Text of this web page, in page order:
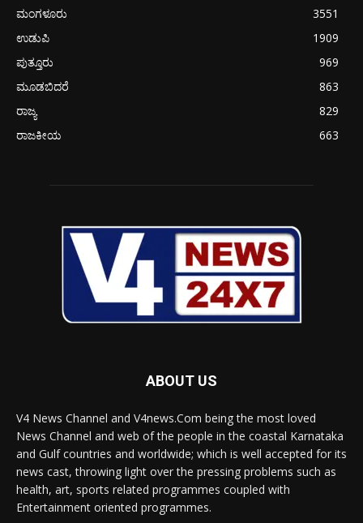
ಮಂಗಳೂರು
3551
ಉಡುಪಿ
1909
ಪುತ್ತೂರು
969
ಮೂಡಬಿದರೆ
863
ರಾಜ್ಯ
829
ರಾಜಕೀಯ
663
ABOUT US
V4 News Channel and V4news.Com being the most loved
News Channel and web of the people in the coastal Karnataka
and Gulf countries and worldwide; which is well accepted for its
news cast, throwing light over the pressing problems such as
health, art, sports related programmes coupled with
Entertainment oriented programmes.